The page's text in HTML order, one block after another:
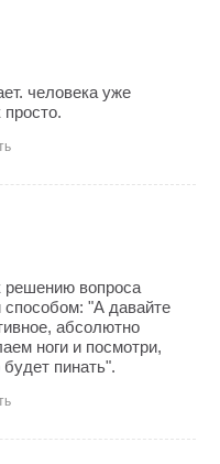
человека уже
решению вопроса
способом: "А давайте
абсолютно
ноги и посмотри,
будет пинать".